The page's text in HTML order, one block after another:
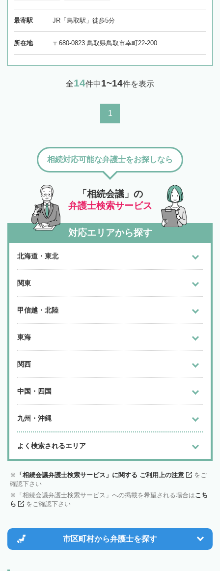
最寄駅 JR「鳥取駅」徒歩5分
所在地 〒680-0823 鳥取県鳥取市幸町22-200
全14件中1~14件を表示
1
「相続会議」の
弁護士検索サービス
相続対応可能な弁護士をお探しなら
対応エリアから探す
北海道・東北
関東
甲信越・北陸
東海
関西
中国・四国
九州・沖縄
よく検索されるエリア
「相続会議弁護士検索サービス」に関する ご利用上の注意
をご
確認下さい
「相続会議弁護士検索サービス」への掲載を希望される場合はこち
ら
をご確認下さい
市区町村から弁護士を探す